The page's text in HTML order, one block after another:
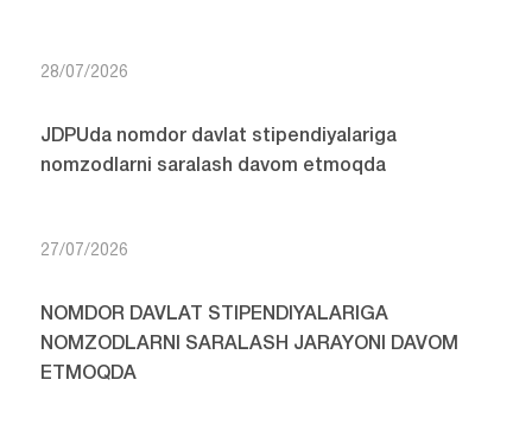
28/07/2026
JDPUda nomdor davlat stipendiyalariga
nomzodlarni saralash davom etmoqda
27/07/2026
NOMDOR DAVLAT STIPENDIYALARIGA
NOMZODLARNI SARALASH JARAYONI DAVOM
ETMOQDA